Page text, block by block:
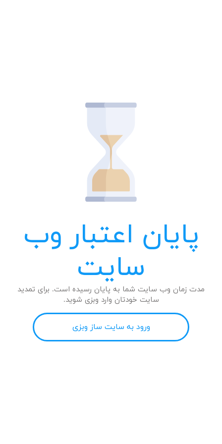
پایان اعتبار وب
سایت
مدت زمان وب سایت شما به پایان رسیده است. برای تمدید
سایت خودتان وارد وبزی شوید.
ورود به سایت ساز وبزی